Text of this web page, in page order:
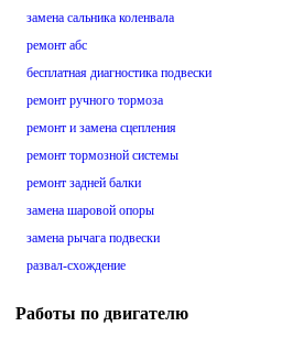
замена сальника коленвала
ремонт абс
бесплатная диагностика подвески
ремонт ручного тормоза
ремонт и замена сцепления
ремонт тормозной системы
ремонт задней балки
замена шаровой опоры
замена рычага подвески
развал-схождение
Работы по двигателю